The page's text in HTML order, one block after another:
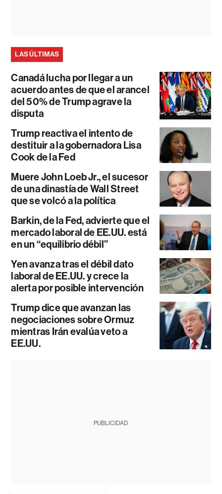
LAS ÚLTIMAS
Canadá lucha por llegar a un
acuerdo antes de que el arancel
del 50% de Trump agrave la
disputa
Trump reactiva el intento de
destituir a la gobernadora Lisa
Cook de la Fed
Muere John Loeb Jr., el sucesor
de una dinastía de Wall Street
que se volcó a la política
Barkin, de la Fed, advierte que el
mercado laboral de EE.UU. está
en un “equilibrio débil”
Yen avanza tras el débil dato
laboral de EE.UU. y crece la
alerta por posible intervención
Trump dice que avanzan las
negociaciones sobre Ormuz
mientras Irán evalúa veto a
EE.UU.
PUBLICIDAD